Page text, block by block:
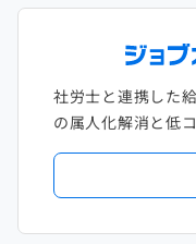
社労士と連携した
の属人化解消と低